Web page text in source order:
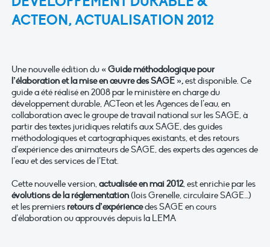
ACTEON, ACTUALISATION 2012
Une nouvelle édition du « Guide méthodologique pour
l’élaboration et la mise en œuvre des SAGE »,est disponible. Ce
guide a été réalisé en 2008 par le ministère en charge du
développement durable, ACTeon et les Agences de l’eau, en
collaboration avec le groupe de travail national sur les SAGE, à
partir des textes juridiques relatifs aux SAGE, des guides
méthodologiques et cartographiques existants, et des retours
d’expérience des animateurs de SAGE, des experts des agences de
l’eau et des services de l’Etat.
Cette nouvelle version,actualisée en mai 2012, est enrichie par les
évolutions de la réglementation(lois Grenelle, circulaire SAGE…)
et les premiers retours d’expériencedes SAGE en cours
d’élaboration ou approuvés depuis la LEMA